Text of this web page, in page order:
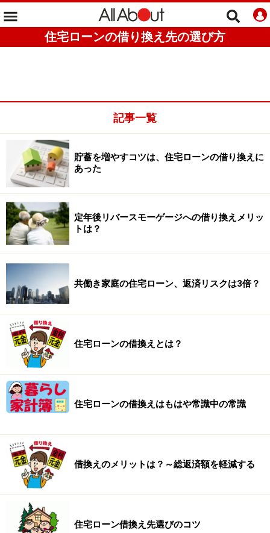
住宅ローンの借り換え先の選び方
記事一覧
貯蓄を増やすコツは、住宅ローンの借り換えに
あった
定年後リバースモーゲージへの借り換えメリッ
トは？
共働き家庭の住宅ローン、返済リスクは3倍？
住宅ローンの借換えとは？
住宅ローンの借換えはもはや常識中の常識
借換えのメリットは？～総返済額を軽減する
住宅ローン借換え先選びのコツ